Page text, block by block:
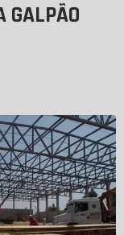
GALPÃO